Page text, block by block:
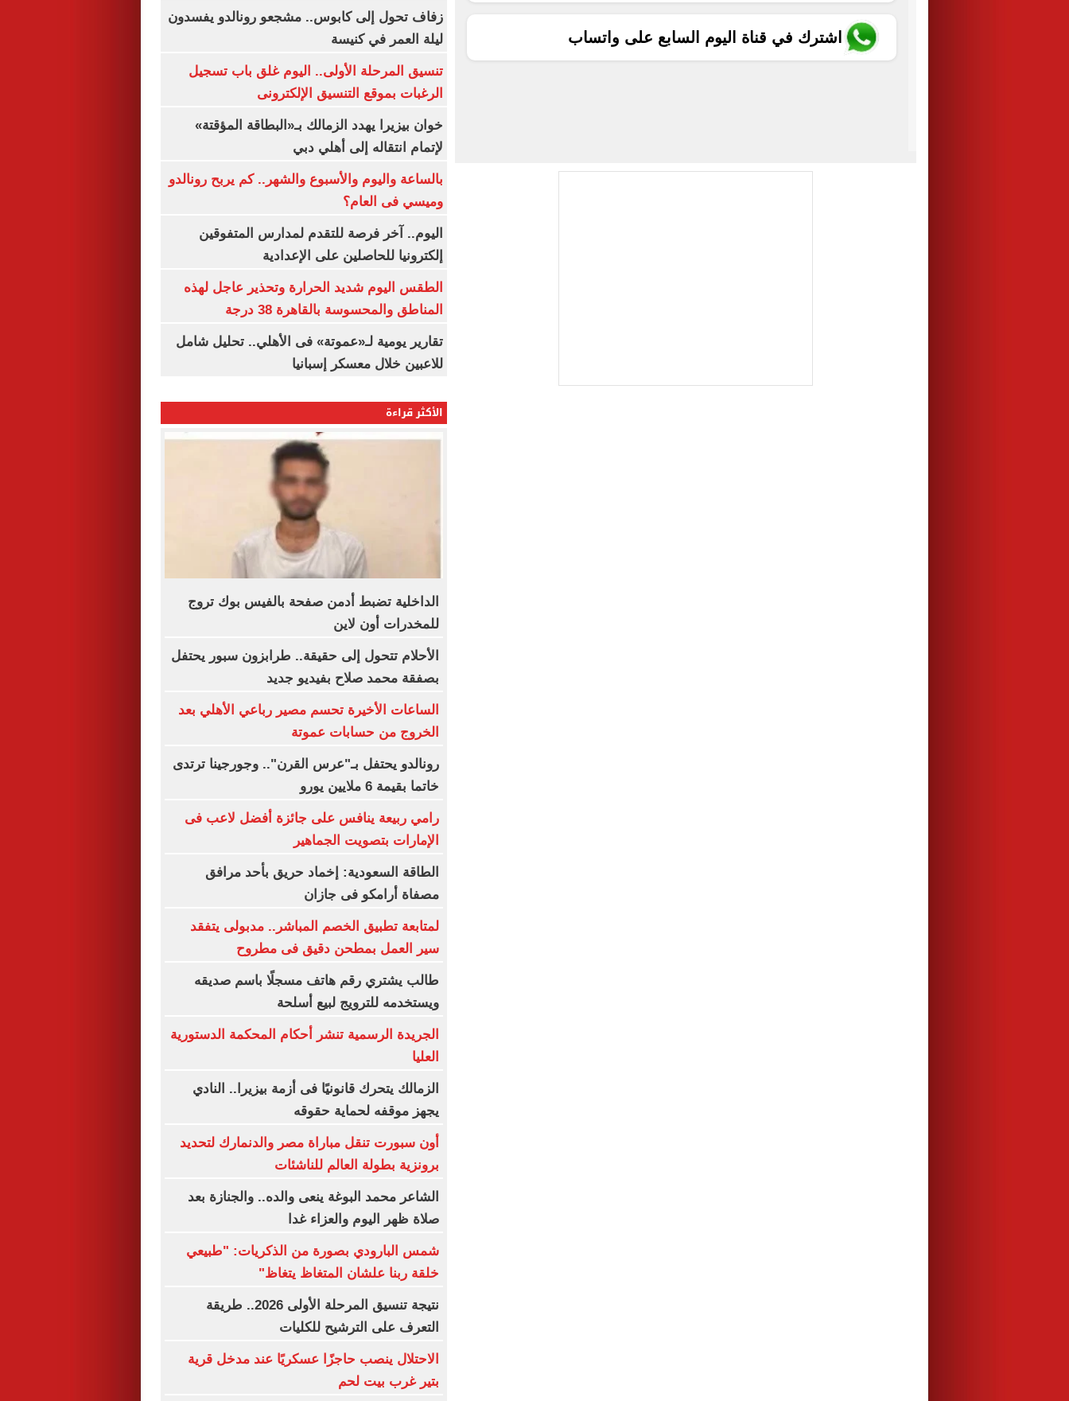
اشترك في قناة اليوم السابع على واتساب
زفاف تحول إلى كابوس.. مشجعو رونالدو يفسدون
ليلة العمر في كنيسة
تنسيق المرحلة الأولى.. اليوم غلق باب تسجيل
الرغبات بموقع التنسيق الإلكترونى
خوان بيزيرا يهدد الزمالك بـ«البطاقة المؤقتة»
لإتمام انتقاله إلى أهلي دبي
بالساعة واليوم والأسبوع والشهر.. كم يربح رونالدو
وميسي فى العام؟
اليوم.. آخر فرصة للتقدم لمدارس المتفوقين
إلكترونيا للحاصلين على الإعدادية
الطقس اليوم شديد الحرارة وتحذير عاجل لهذه
المناطق والمحسوسة بالقاهرة 38 درجة
تقارير يومية لـ«عموتة» فى الأهلي.. تحليل شامل
للاعبين خلال معسكر إسبانيا
الأكثر قراءة
الداخلية تضبط أدمن صفحة بالفيس بوك تروج
للمخدرات أون لاين
الأحلام تتحول إلى حقيقة.. طرابزون سبور يحتفل
بصفقة محمد صلاح بفيديو جديد
الساعات الأخيرة تحسم مصير رباعي الأهلي بعد
الخروج من حسابات عموتة
رونالدو يحتفل بـ"عرس القرن".. وجورجينا ترتدى
خاتما بقيمة 6 ملايين يورو
رامي ربيعة ينافس على جائزة أفضل لاعب فى
الإمارات بتصويت الجماهير
الطاقة السعودية: إخماد حريق بأحد مرافق
مصفاة أرامكو فى جازان
لمتابعة تطبيق الخصم المباشر.. مدبولى يتفقد
سير العمل بمطحن دقيق فى مطروح
طالب يشتري رقم هاتف مسجلًا باسم صديقه
ويستخدمه للترويج لبيع أسلحة
الجريدة الرسمية تنشر أحكام المحكمة الدستورية
العليا
الزمالك يتحرك قانونيًا فى أزمة بيزيرا.. النادي
يجهز موقفه لحماية حقوقه
أون سبورت تنقل مباراة مصر والدنمارك لتحديد
برونزية بطولة العالم للناشئات
الشاعر محمد البوغة ينعى والده.. والجنازة بعد
صلاة ظهر اليوم والعزاء غدا
شمس البارودي بصورة من الذكريات: "طبيعي
خلقة ربنا علشان المتغاظ يتغاظ"
نتيجة تنسيق المرحلة الأولى 2026.. طريقة
التعرف على الترشيح للكليات
الاحتلال ينصب حاجزًا عسكريًا عند مدخل قرية
بتير غرب بيت لحم